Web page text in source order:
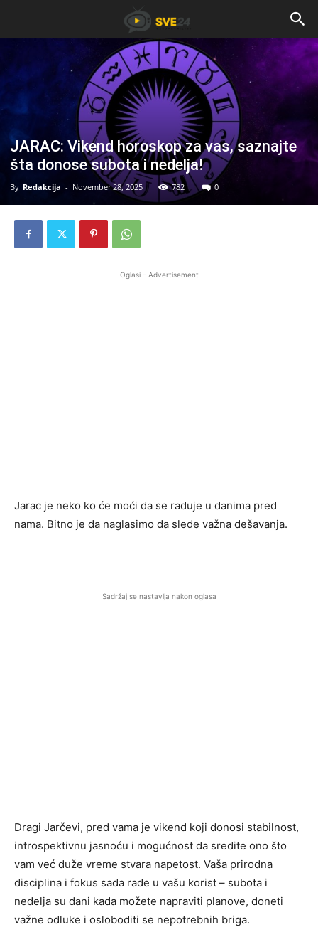
JARAC: Vikend horoskop za vas, saznajte
šta donose subota i nedelja!
By Redakcija - November 28, 2025 782 0
Oglasi - Advertisement
Jarac je neko ko će moći da se raduje u danima pred
nama. Bitno je da naglasimo da slede važna dešavanja.
Sadržaj se nastavlja nakon oglasa
Dragi Jarčevi, pred vama je vikend koji donosi stabilnost,
introspektivnu jasnoću i mogućnost da sredite ono što
vam već duže vreme stvara napetost. Vaša prirodna
disciplina i fokus sada rade u vašu korist – subota i
nedelja su dani kada možete napraviti planove, doneti
važne odluke i osloboditi se nepotrebnih briga.